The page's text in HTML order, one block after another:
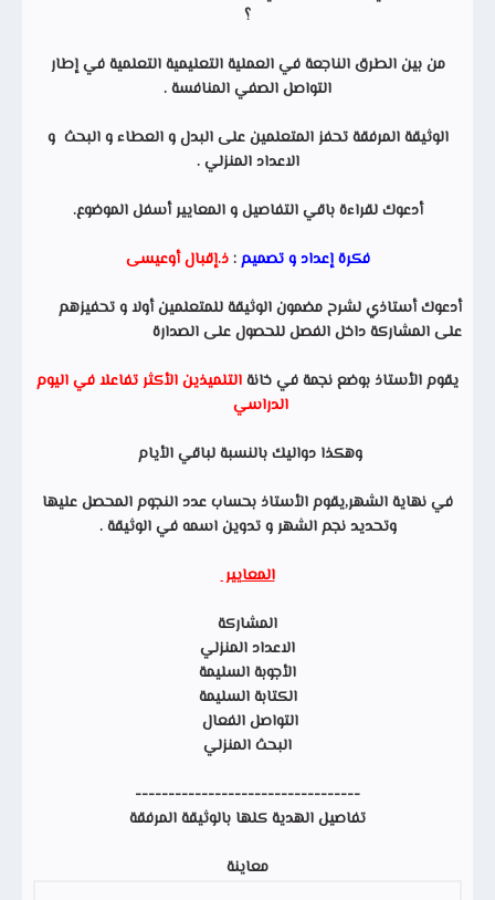
؟
من بين الطرق الناجعة في العملية التعليمية التعلمية في إطار
التواصل الصفي المنافسة .
الوثيقة المرفقة تحفز المتعلمين على البدل و العطاء و البحث و
الاعداد المنزلي .
أدعوك لقراءة باقي التفاصيل و المعايير أسفل الموضوع.
فكرة إعداد و تصميم:ذ.إقبال أوعيسى
أدعوك أستاذي لشرح مضمون الوثيقة للمتعلمين أولا و تحفيزهم
على المشاركة داخل الفصل للحصول على الصدارة
يقوم الأستاذ بوضع نجمة في خانةالتلميذين الأكثر تفاعلا في اليوم
الدراسي
وهكذا دواليك بالنسبة لباقي الأيام
في نهاية الشهر,يقوم الأستاذ بحساب عدد النجوم المحصل عليها
وتحديد نجم الشهر و تدوين اسمه في الوثيقة .
المعايير
المشاركة
الاعداد المنزلي
الأجوبة السليمة
الكتابة السليمة
التواصل الفعال
البحث المنزلي
----------------------------------
تفاصيل الهدية كلها بالوثيقة المرفقة
معاينة